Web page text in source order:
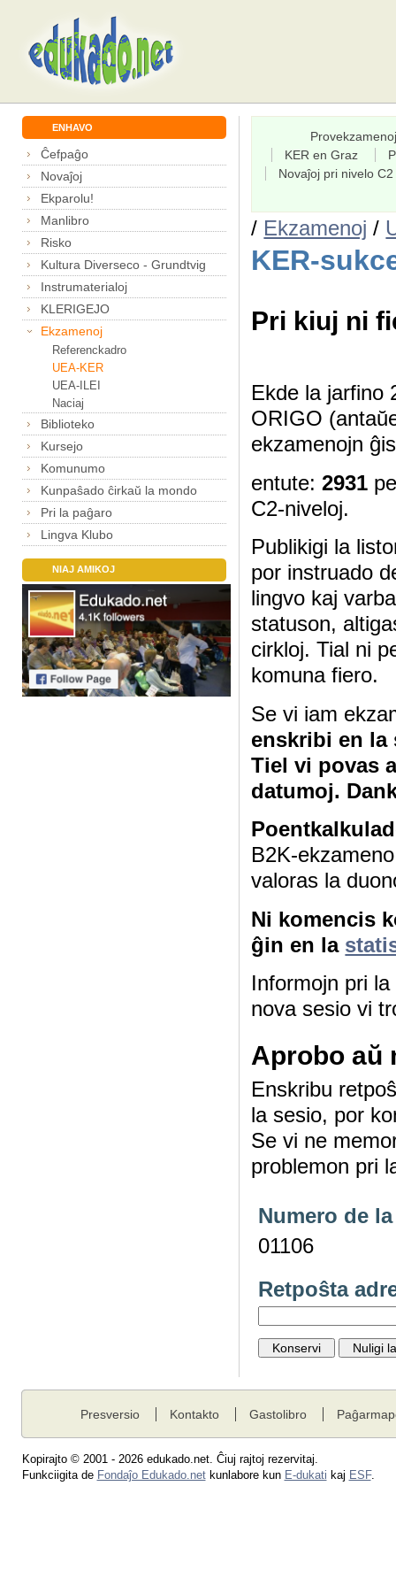
ENHAVO
Ĉefpaĝo
Novaĵoj
Ekparolu!
Manlibro
Risko
Kultura Diverseco - Grundtvig
Instrumaterialoj
KLERIGEJO
Ekzamenoj
Referenckadro
UEA-KER
UEA-ILEI
Naciaj
Biblioteko
Kursejo
Komunumo
Kunpaŝado ĉirkaŭ la mondo
Pri la paĝaro
Lingva Klubo
NIAJ AMIKOJ
Provekzamenoj
KER en Graz
Novaĵoj pri nivelo C2
/ Ekzamenoj /
KER-
Pri kiuj ni
Ekde la jarfino
ORIGO
ekzamenojn
entute:2931
C2-niveloj.
Publikigi la
por instruado
lingvo kaj
statuson,
cirkloj. Tial ni
komuna fiero.
Se vi iam
enskribi en la
Tiel vi povas
datumoj.
B2K-
valoras la
Ni komencis
ĝin en la
Informojn pri
nova sesio vi
Aprobo aŭ
Enskribu
la sesio, por
Se vi ne
problemon pri
Numero de
01106
Retpoŝta
Presversio Kontakto Gastolibro
Kopirajto © 2001 - 2026 edukado.net. Ĉiuj rajtoj rezervitaj.
Funkciigita de Fondaĵo Edukado.netkunlabore kun E-dukati kaj ESF.